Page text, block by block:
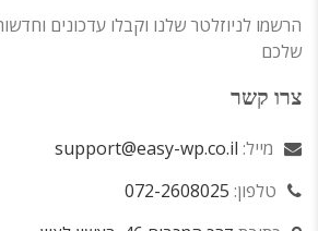
הרשמו לניוזלטר שלנו וקבלו עדכונים
שלכם
צרו קשר
מייל: support@easy-wp.co.il
טלפון: 072-2608025